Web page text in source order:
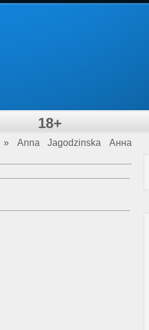
18+
» Anna Jagodzinska Анна